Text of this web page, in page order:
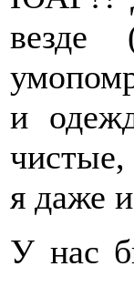
везде
и
я даже
У нас